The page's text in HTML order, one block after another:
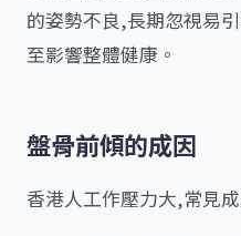
的姿勢不良,長期忽視易
至影響整體健康。
盤骨前傾的成因
香港人工作壓力大,常見